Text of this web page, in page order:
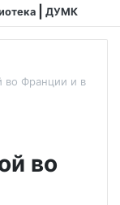
ДУМК
во Франции и в
во